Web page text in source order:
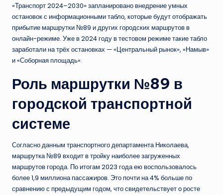
«Транспорт 2024–2030» запланировано внедрение умных
остановок с информационными табло, которые будут отображать
прибытие маршрутки №89 и других городских маршрутов в
онлайн-режиме. Уже в 2024 году в тестовом режиме такие табло
заработали на трёх остановках — «Центральный рынок», «Намыв»
и «Соборная площадь».
Роль маршрутки №89 в
городской транспортной
системе
Согласно данным транспортного департамента Николаева,
маршрутка №89 входит в тройку наиболее загруженных
маршрутов города. По итогам 2023 года ею воспользовалось
более 1,9 миллиона пассажиров. Это почти на 4% больше по
сравнению с предыдущим годом, что свидетельствует о росте